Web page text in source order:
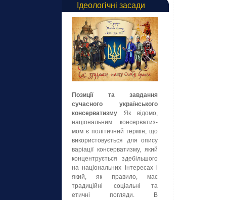
Ідеологічні засади
Позиції та завдання
сучасного українського
консерватизму Як відомо,
національним консерватиз-
мом є політичний термін, що
використовується для опису
варіації консерватизму, який
концентрується здебільшого
на національних інтересах і
який, як правило, має
традиційні соціальні та
етичні погляди. В